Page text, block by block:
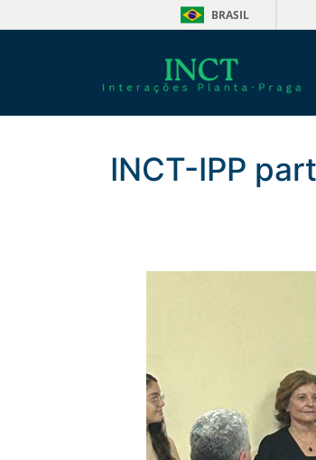
BRASIL
INCT-IPP